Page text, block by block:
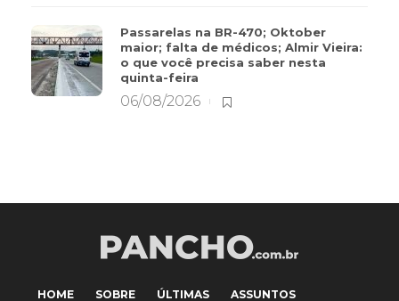
Passarelas na BR-470; Oktober
maior; falta de médicos; Almir Vieira:
o que você precisa saber nesta
quinta-feira
06/08/2026
HOME SOBRE ÚLTIMAS ASSUNTOS